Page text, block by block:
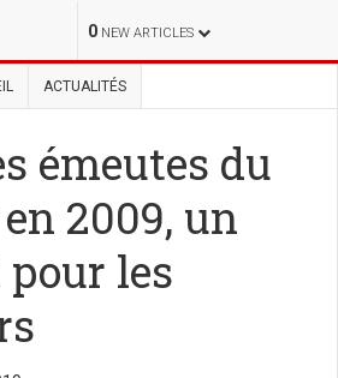
0 NEW ARTICLES
ACTUALITÉS
émeutes du
2009, un
les